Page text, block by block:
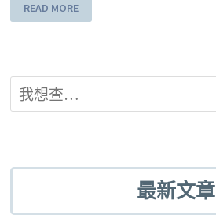
READ MORE
最新文章